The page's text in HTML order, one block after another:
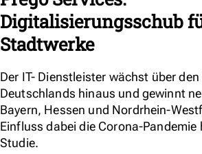
Digitalisierungsschub
Stadtwerke
Der IT- Dienstleister wächst über
Deutschlands hinaus und gewinnt
Bayern, Hessen und Nordrhein-
Einfluss dabei die Corona-Pandemie
Studie.